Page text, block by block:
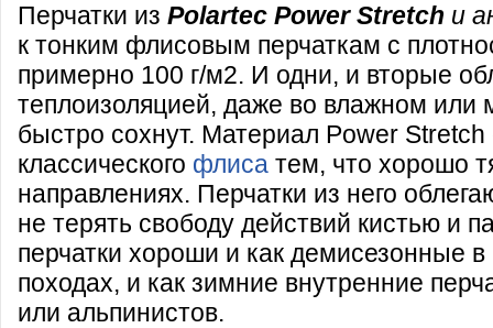
Перчатки из Polartec Power Stretch и
к тонким флисовым перчаткам с
примерно 100 г/м2. И одни, и вторые
теплоизоляцией, даже во влажном или
быстро сохнут. Материал Power Stretch
классического флиса тем, что хорошо
направлениях. Перчатки из него
не терять свободу действий кистью и
перчатки хороши и как демисезонные
походах, и как зимние внутренние
или альпинистов.